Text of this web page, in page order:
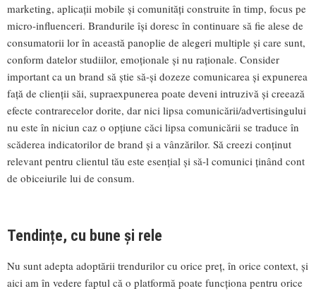
marketing, aplicații mobile și comunități construite în timp, focus pe
micro-influenceri. Brandurile își doresc în continuare să fie alese de
consumatorii lor în această panoplie de alegeri multiple și care sunt,
conform datelor studiilor, emoționale și nu raționale. Consider
important ca un brand să știe să-și dozeze comunicarea și expunerea
față de clienții săi, supraexpunerea poate deveni intruzivă și creează
efecte contrarecelor dorite, dar nici lipsa comunicării/advertisingului
nu este în niciun caz o opțiune căci lipsa comunicării se traduce în
scăderea indicatorilor de brand și a vânzărilor. Să creezi conținut
relevant pentru clientul tău este esențial și să-l comunici ținând cont
de obiceiurile lui de consum.
Tendințe, cu bune și rele
Nu sunt adepta adoptării trendurilor cu orice preț, în orice context, și
aici am în vedere faptul că o platformă poate funcționa pentru orice